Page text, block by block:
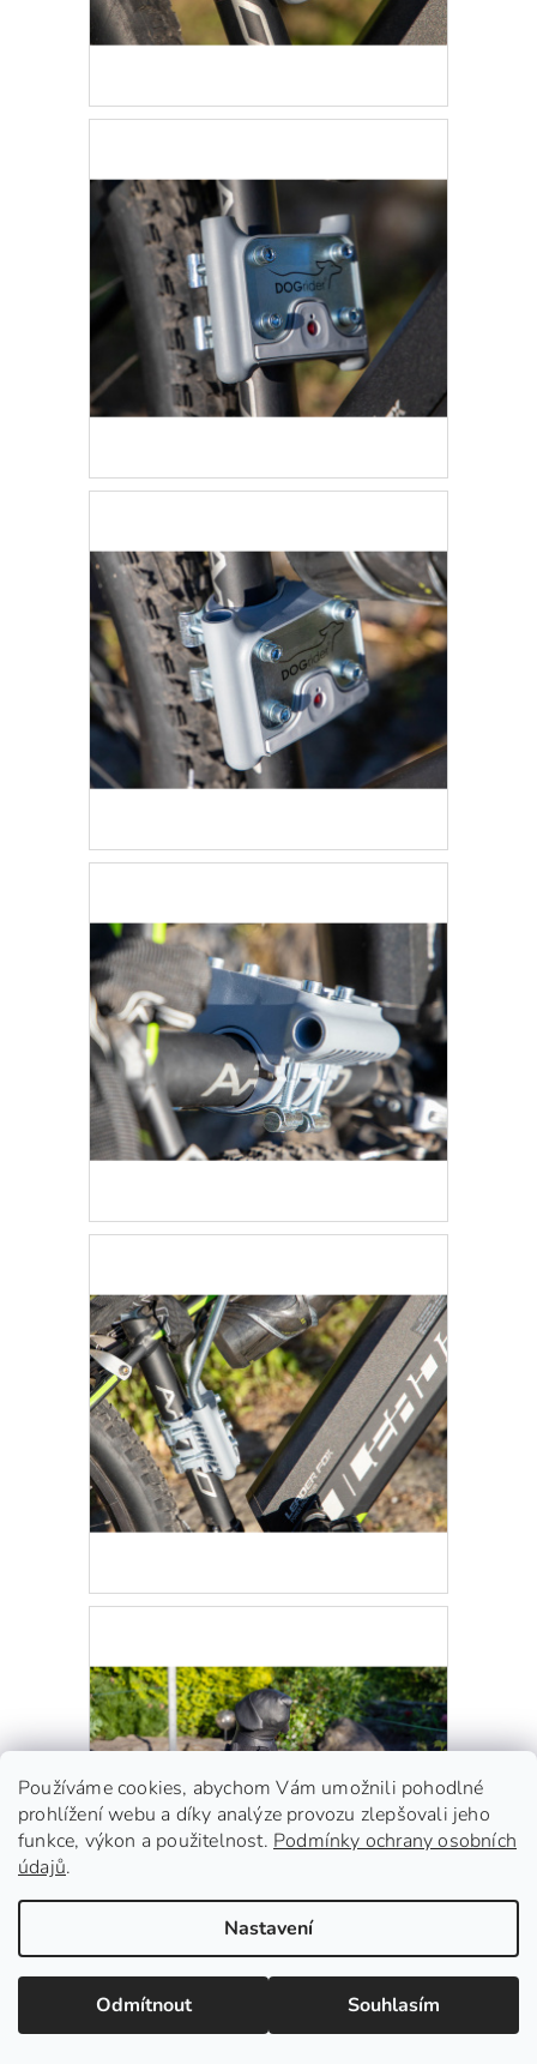
Používáme cookies, abychom Vám umožnili pohodlné
prohlížení webu a díky analýze provozu zlepšovali jeho
funkce, výkon a použitelnost. Podmínky ochrany osobních
údajů.
Nastavení
Odmítnout Souhlasím
Specifikace a rozměry